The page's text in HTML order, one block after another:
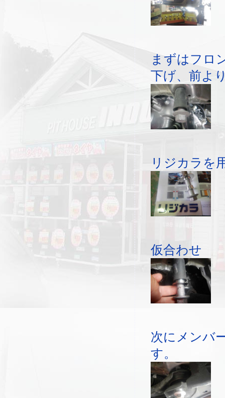
まずはフロ
下げ、前よ
リジカラを
仮合わせ
次にメンバ
す。